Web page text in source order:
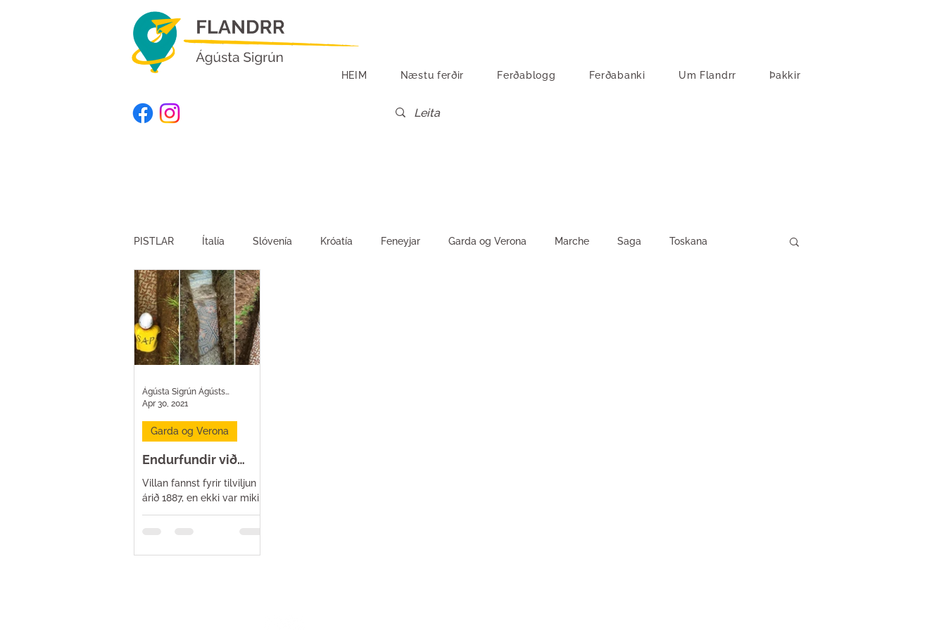
HEIM Næstu ferðir Ferðablogg Ferðabanki Um Flandrr Þakkir
PISTLAR Ítalía Slóvenía Króatía Feneyjar Garda og Verona Marche Saga Toskana
Kirgistan Suður-Afríka
Endurfundir við
Garda
Villan fannst fyrir tilviljun
árið 1887, en ekki var mikið
gert með þann fund. Það
Garda og Verona
Ágústa Sigrún Ágústsdóttir
Apr 30, 2021